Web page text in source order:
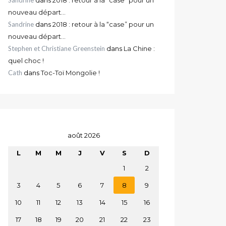
nouveau départ…
Sandrine dans2018 : retour à la “case” pour un
nouveau départ…
Stephen et Christiane Greenstein dans La Chine :
quel choc !
Cath dansToc-Toï Mongolie !
août 2026
L M M J V S
D
1
2
3 4 5 6 7 8 9
10 11 12 13 14 15 16
17 18 19 20 21 22 23